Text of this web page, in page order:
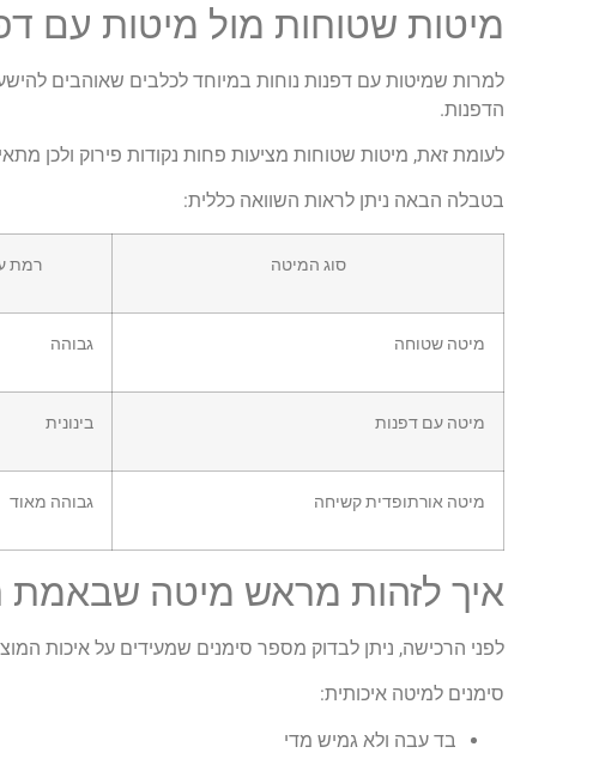
מיטות שטוחות מול מיטות עם
למרות שמיטות עם דפנות נוחות במיוחד לכלבים שאוהבים
הדפנות.
לעומת זאת, מיטות שטוחות מציעות פחות נקודות פירוק ולכן
בטבלה הבאה ניתן לראות השוואה כללית:
סוג המיטה רמת
מיטה שטוחה גבוהה
מיטה עם דפנות בינונית
מיטה אורתופדית קשיחה גבוהה מאוד
איך לזהות מראש מיטה שבאמת
לפני הרכישה, ניתן לבדוק מספר סימנים שמעידים על איכות
סימנים למיטה איכותית:
בד עבה ולא גמיש מדי